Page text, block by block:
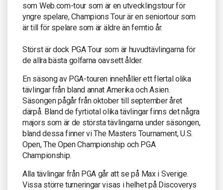
som Web.com-tour som är en utvecklingstour för
yngre spelare, Champions Tour är en seniortour som
är till för spelare som är äldre än femtio år.
Störst är dock PGA Tour som är huvudtävlingarna för
de allra bästa golfarna oavsett ålder.
En säsong av PGA-touren innehåller ett flertal olika
tävlingar från bland annat Amerika och Asien.
Säsongen pågår från oktober till september året
därpå. Bland de fyrtiotal olika tävlingar finns det några
majors som är de största tävlingarna under säsongen,
bland dessa finner vi The Masters Tournament, U.S.
Open, The Open Championship och PGA
Championship.
Alla tävlingar från PGA går att se på Max i Sverige.
Vissa större turneringar visas i helhet på Discoverys